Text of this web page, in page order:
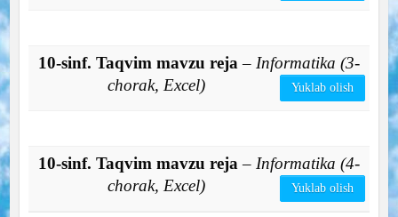
10-sinf. Taqvim mavzu reja – Informatika (3-
chorak, Excel)
Yuklab olish
10-sinf. Taqvim mavzu reja – Informatika (4-
chorak, Excel)
Yuklab olish